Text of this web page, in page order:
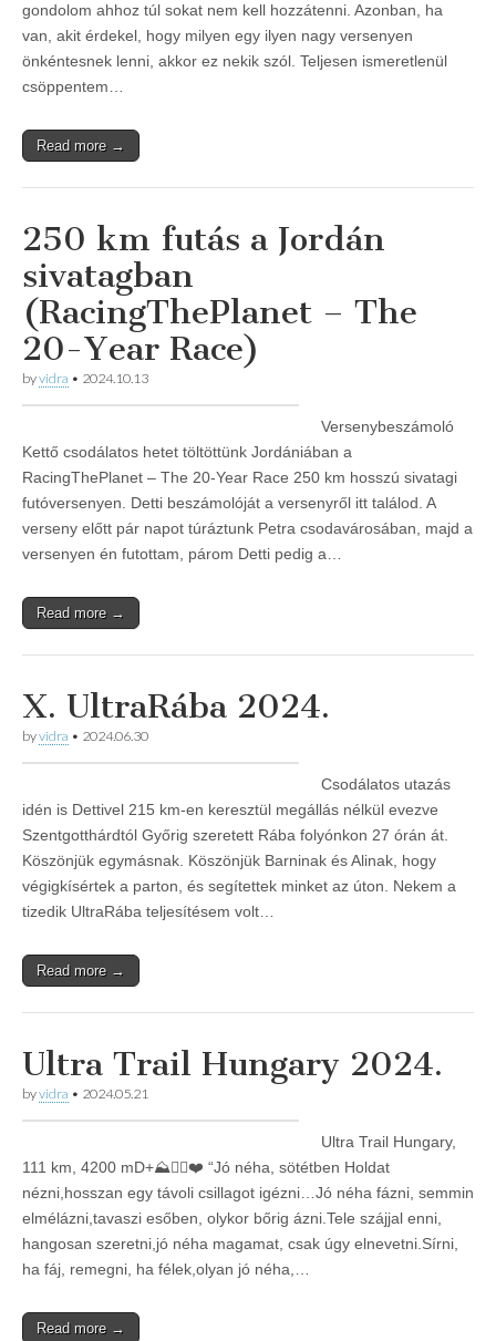
gondolom ahhoz túl sokat nem kell hozzátenni. Azonban, ha
van, akit érdekel, hogy milyen egy ilyen nagy versenyen
önkéntesnek lenni, akkor ez nekik szól. Teljesen ismeretlenül
csöppentem…
Read more →
250 km futás a Jordán
sivatagban
(RacingThePlanet – The
20-Year Race)
byvidra • 2024.10.13
Versenybeszámoló
Kettő csodálatos hetet töltöttünk Jordániában a
RacingThePlanet – The 20-Year Race 250 km hosszú sivatagi
futóversenyen. Detti beszámolóját a versenyről itt találod. A
verseny előtt pár napot túráztunk Petra csodavárosában, majd a
versenyen én futottam, párom Detti pedig a…
Read more →
X. UltraRába 2024.
byvidra • 2024.06.30
Csodálatos utazás
idén is Dettivel 215 km-en keresztül megállás nélkül evezve
Szentgotthárdtól Győrig szeretett Rába folyónkon 27 órán át.
Köszönjük egymásnak. Köszönjük Barninak és Alinak, hogy
végigkísértek a parton, és segítettek minket az úton. Nekem a
tizedik UltraRába teljesítésem volt…
Read more →
Ultra Trail Hungary 2024.
byvidra • 2024.05.21
Ultra Trail Hungary,
111 km, 4200 mD+⛰️🏃‍♀️❤️ “Jó néha, sötétben Holdat
nézni,hosszan egy távoli csillagot igézni…Jó néha fázni, semmin
elmélázni,tavaszi esőben, olykor bőrig ázni.Tele szájjal enni,
hangosan szeretni,jó néha magamat, csak úgy elnevetni.Sírni,
ha fáj, remegni, ha félek,olyan jó néha,…
Read more →